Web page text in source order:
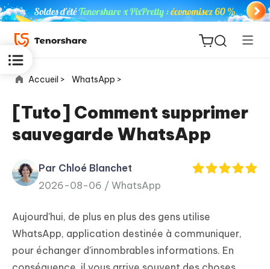
ReiBoot
for iOS
PDNob
Editor
iAnyGo
Accueil > WhatsApp >
[Tuto] Comment supprimer
sauvegarde WhatsApp
Par Chloé Blanchet
2026-08-06 / WhatsApp
Aujourd'hui, de plus en plus des gens utilise
WhatsApp, application destinée à communiquer,
pour échanger d'innombrables informations. En